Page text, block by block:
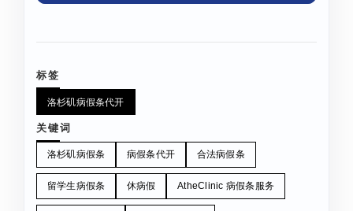
标签
洛杉矶病假条代开
关键词
洛杉矶病假条 病假条代开 合法病假条
留学生病假条 休病假 AtheClinic 病假条服务